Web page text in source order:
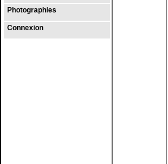
Photographies
Connexion